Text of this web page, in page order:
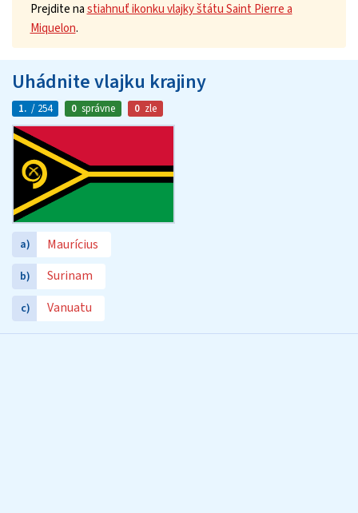
Prejdite nastiahnuť ikonku vlajky štátu Saint Pierre a
Miquelon.
Uhádnite vlajku krajiny
1. / 254 0 správne 0 zle
a) Maurícius
b) Surinam
c) Vanuatu